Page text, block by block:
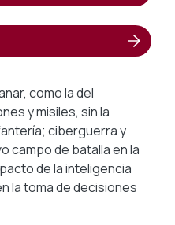
como la del
y misiles, sin la
ciberguerra y
campo de batalla en la
de la inteligencia
la toma de decisiones